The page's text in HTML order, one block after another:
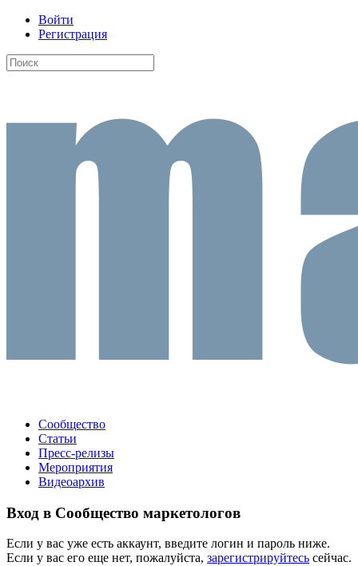
Войти
Регистрация
Сообщество
Статьи
Пресс-релизы
Мероприятия
Видеоархив
Вход в Сообщество маркетологов
Если у вас уже есть аккаунт, введите логин и пароль ниже.
Если у вас его еще нет, пожалуйста, зарегистрируйтесь сейчас.